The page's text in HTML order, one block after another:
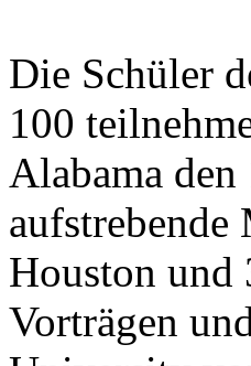
Die Schüler
100
Alabama
aufstrebende
Houston und
Vorträgen